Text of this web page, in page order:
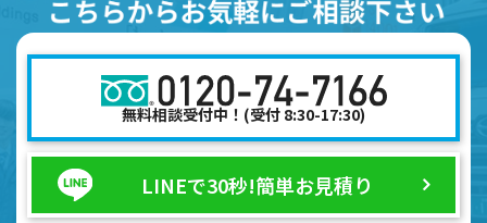
無料相談受付中！(受付 8:30-17:30)
LINEで30秒!簡単お見積り